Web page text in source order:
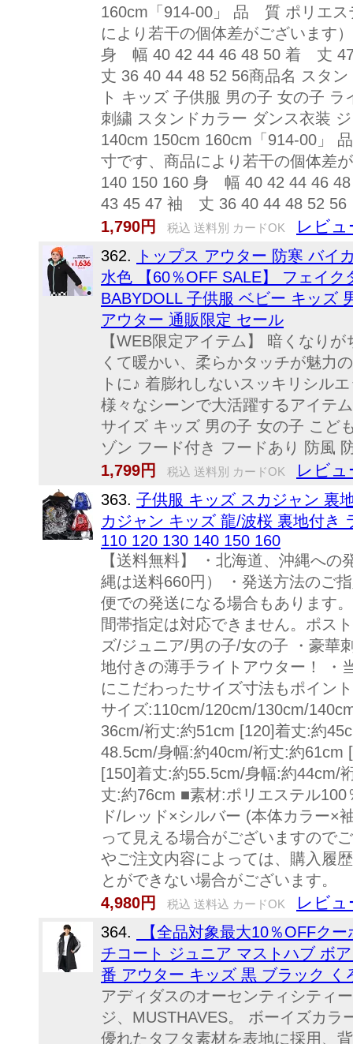
160cm「914-00」 品 質 ポリエ
により若干の個体差がございま
身 幅 40 42 44 46 48 50 着 丈
丈 36 40 44 48 52 56商品名 スタ
ト キッズ 子供服 男の子 女の子
刺繍 スタンドカラー ダンス衣装
140cm 150cm 160cm「914-00」
寸です、商品により若干の個体
140 150 160 身 幅 40 42 44 46
43 45 47 袖 丈 36 40 44 48 52 56
1,790円
税込 送料別 カードOK レビュ
362.
トップス アウター 防寒 バイ
水色 【60％OFF SALE】 フェイ
BABYDOLL 子供服 ベビー キッズ
アウター 通販限定 セール
【WEB限定アイテム】 暗くなり
くて暖かい、柔らかタッチが魅力
トに♪ 着膨れしないスッキリシル
様々なシーンで大活躍するアイテ
サイズ キッズ 男の子 女の子 こど
ゾン フード付き フードあり 防風
1,799円
税込 送料別 カードOK レビュ
363. 子供服 キッズ スカジャン 裏
カジャン キッズ 龍/波桜 裏地付き
110 120 130 140 150 160
【送料無料】 ・北海道、沖縄へ
縄は送料660円） ・発送方法のご
便での発送になる場合もあります
間帯指定は対応できません。ポス
ズ/ジュニア/男の子/女の子 ・豪華
地付きの薄手ライトアウター！ ・
にこだわったサイズ寸法もポイン
サイズ:110cm/120cm/130cm/
36cm/裄丈:約51cm [120]着丈:約
48.5cm/身幅:約40cm/裄丈:約61cm
[150]着丈:約55.5cm/身幅:約44cm/
丈:約76cm ■素材:ポリエステル
ド/レッド×シルバー (本体カラー
って見える場合がございますので
やご注文内容によっては、購入履
とができない場合がございます。
4,980円
税込 送料込 カードOK レビュ
364.
【全品対象最大10％OFFク
チコート ジュニア マストハブ ボ
番 アウター キッズ 黒 ブラック く
アディダスのオーセンティシティ
ジ、MUSTHAVES。 ボーイズカ
優れたタフタ素材を表地に採用、